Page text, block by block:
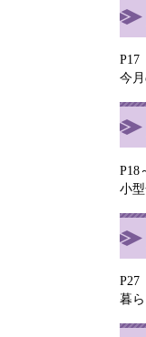
P17
今
P18
小
P27
暮